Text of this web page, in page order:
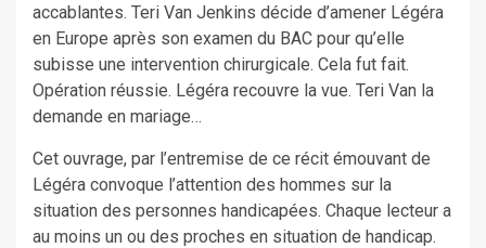
accablantes. Teri Van Jenkins décide d’amener Légéra
en Europe après son examen du BAC pour qu’elle
subisse une intervention chirurgicale. Cela fut fait.
Opération réussie. Légéra recouvre la vue. Teri Van la
demande en mariage…
Cet ouvrage, par l’entremise de ce récit émouvant de
Légéra convoque l’attention des hommes sur la
situation des personnes handicapées. Chaque lecteur a
au moins un ou des proches en situation de handicap.